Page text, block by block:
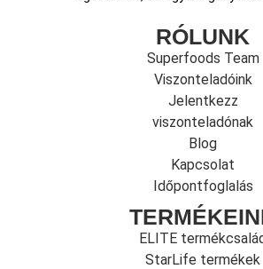
RÓLUNK
Superfoods Team
Viszonteladóink
Jelentkezz
viszonteladónak
Blog
Kapcsolat
Időpontfoglalás
ELITE
StarLife termékek